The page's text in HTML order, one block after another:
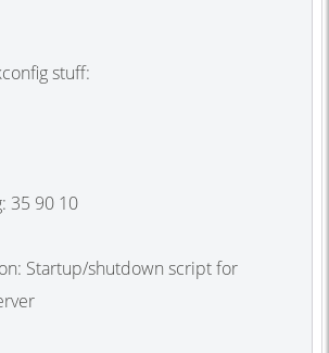
stuff:
35 90 10
Startup/shutdown script for